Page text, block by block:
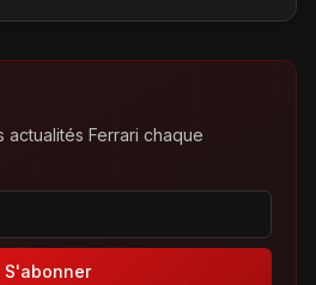
Ferrari chaque
newsletter
S'abonner